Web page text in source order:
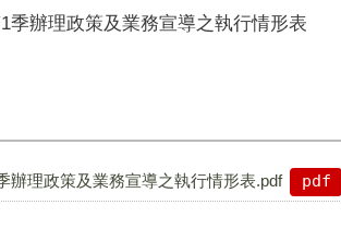
季辦理政策及業務宣導之執行情形表
辦理政策及業務宣導之執行情形表.pdf pdf